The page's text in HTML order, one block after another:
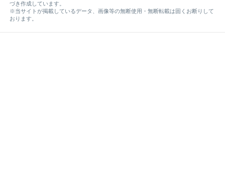
づき作成しています。
※当サイトが掲載しているデータ、画像等の無断使用・無断転載は固くお断りして
おります。